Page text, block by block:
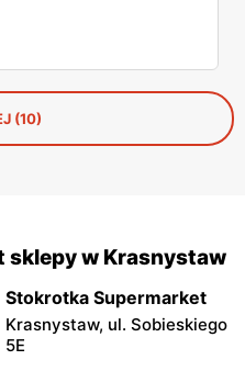
(10)
w Krasnystaw
Stokrotka Supermarket
Krasnystaw, ul. Sobieskiego
5E